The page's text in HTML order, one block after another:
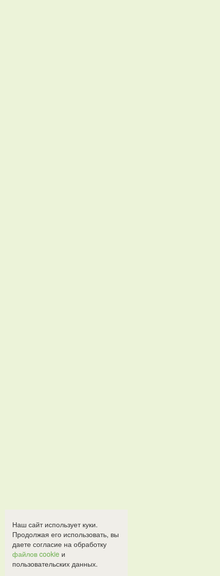
Наш сайт использует куки.
Продолжая его использовать, вы
даете согласие на обработку
файлов cookie и
пользовательских данных.